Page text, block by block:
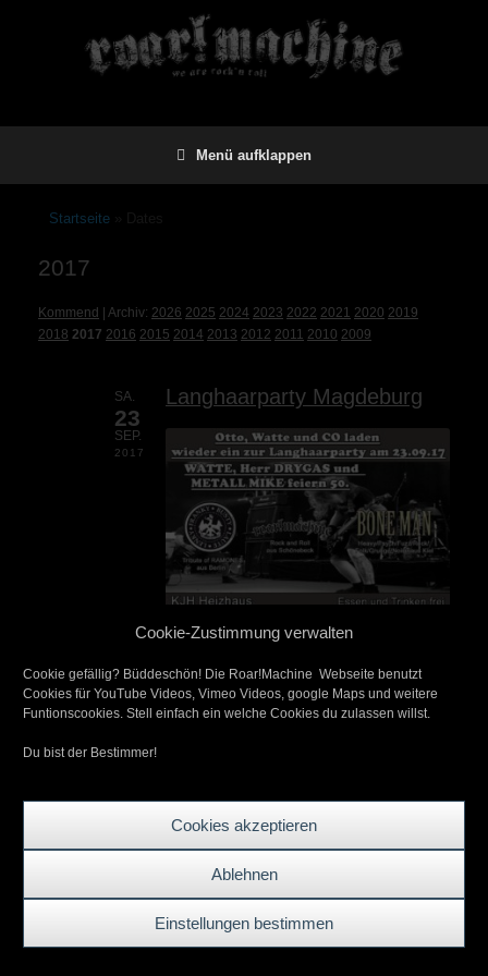
Cookie-Zustimmung verwalten
Cookie gefällig? Büddeschön! Die Roar!Machine Webseite benutzt
Cookies für YouTube Videos, Vimeo Videos, google Maps und weitere
Funtionscookies. Stell einfach ein welche Cookies du zulassen willst.
Du bist der Bestimmer!
Cookies akzeptieren
Ablehnen
Einstellungen bestimmen
Menü aufklappen
Startseite»
2017
Kommend | Archiv: 2026 2025 2024 2023 2022 2021 2020 2019
2018 2017 2016 2015 2014 2013 2012 2011 2010 2009
SA.
23
SEP.
2017
Langhaarparty Magdeburg